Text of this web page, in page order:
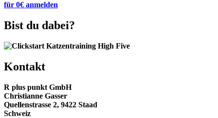
für 0€ anmelden
Bist du dabei?
Kontakt
R plus punkt GmbH
Christianne Gasser
Quellenstrasse 2, 9422 Staad
Schweiz